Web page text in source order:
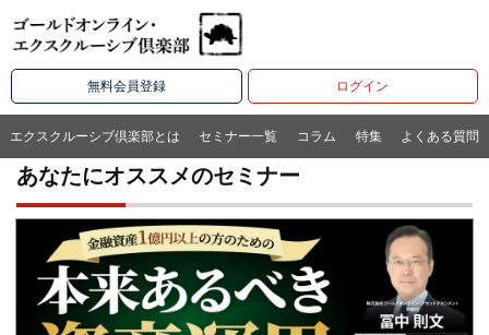
無料会員登録 ログイン
エクスクルーシブ倶楽部とは セミナー一覧 コラム 特集 よくある質問
あなたにオススメのセミナー